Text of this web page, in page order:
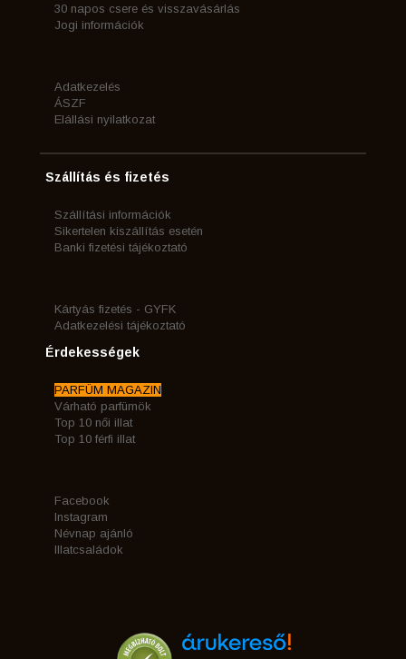
30 napos csere és visszavásárlás
Jogi információk
Adatkezelés
ÁSZF
Elállási nyilatkozat
Szállítás és fizetés
Szállítási információk
Sikertelen kiszállítás esetén
Banki fizetési tájékoztató
Kártyás fizetés - GYFK
Adatkezelési tájékoztató
Érdekességek
PARFÜM MAGAZIN
Várható parfümök
Top 10 női illat
Top 10 férfi illat
Facebook
Instagram
Névnap ajánló
Illatcsaládok